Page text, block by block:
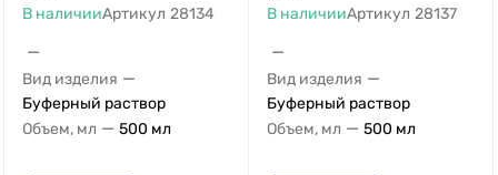
В наличииАртикул 28134
—
Вид изделия —
Буферный раствор
Объем, мл — 500 мл
В наличииАртикул 28137
—
Вид изделия —
Буферный раствор
Объем, мл — 500 мл